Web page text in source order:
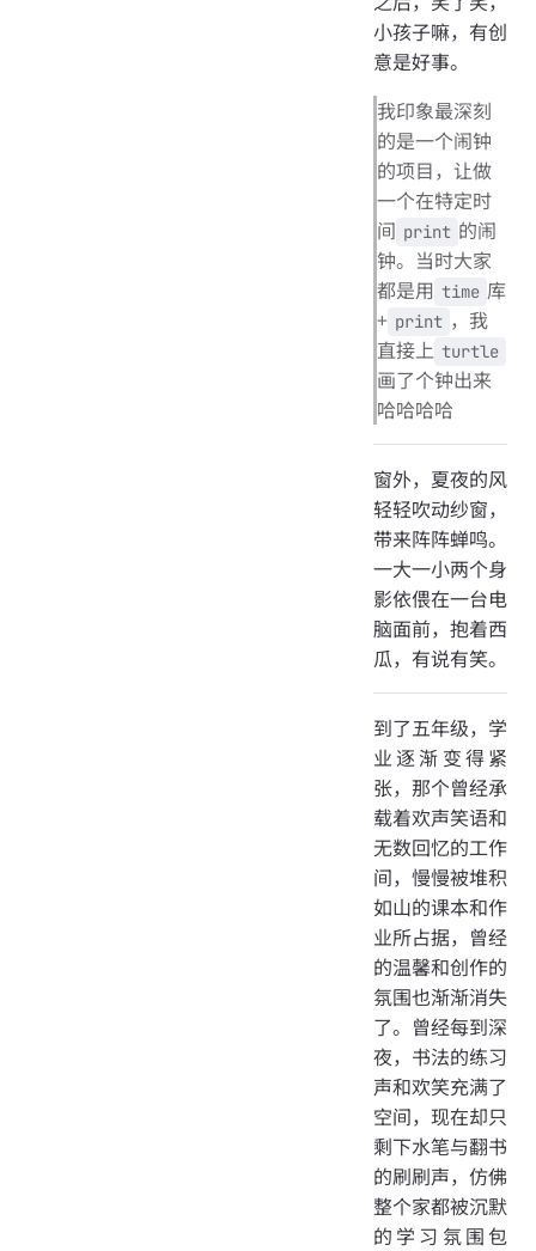
小孩子嘛，有创
意是好事。
我印象最深刻
的是一个闹钟
的项目，让做
一个在特定时
间 print 的闹
钟。当时大家
都是用 time 库
+ print ，我
直接上 turtle
画了个钟出来
哈哈哈哈
窗外，夏夜的风
轻轻吹动纱窗，
带来阵阵蝉鸣。
一大一小两个身
影依偎在一台电
脑面前，抱着西
瓜，有说有笑。
到了五年级，学
业逐渐变得紧
张，那个曾经承
载着欢声笑语和
无数回忆的工作
间，慢慢被堆积
如山的课本和作
业所占据，曾经
的温馨和创作的
氛围也渐渐消失
了。曾经每到深
夜，书法的练习
声和欢笑充满了
空间，现在却只
剩下水笔与翻书
的刷刷声，仿佛
整个家都被沉默
的学习氛围包